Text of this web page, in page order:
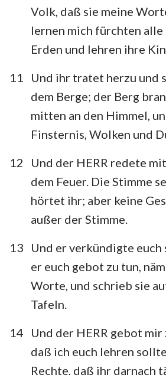
Volk, daß sie meine
lernen mich fürchten
Erden und lehren ihre
11
Und ihr tratet herzu und
dem Berge; der Berg
mitten an den Himmel,
Finsternis, Wolken und
12
Und der HERR redete
dem Feuer. Die Stimme
hörtet ihr; aber keine
außer der Stimme.
13
Und er verkündigte euch
er euch gebot zu tun,
Worte, und schrieb sie
Tafeln.
14
Und der HERR gebot mir
daß ich euch lehren
Rechte, daß ihr darnach